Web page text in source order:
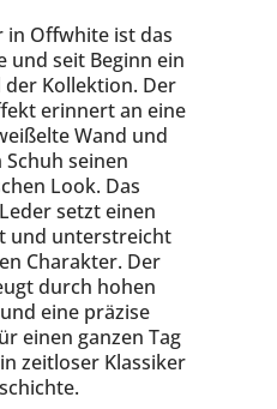
in Offwhite ist das
und seit Beginn ein
Kollektion. Der
erinnert an eine
Wand und
seinen
Look. Das
setzt einen
und unterstreicht
Charakter. Der
durch hohen
eine präzise
einen ganzen Tag
zeitloser Klassiker